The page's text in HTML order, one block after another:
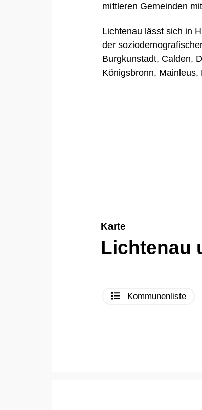
mittleren Gemeinden
Lichtenau lässt sich in
der
Burgkunstadt, Calden,
Königsbronn, Mainleus,
Karte
Lichtenau
Kommunenliste